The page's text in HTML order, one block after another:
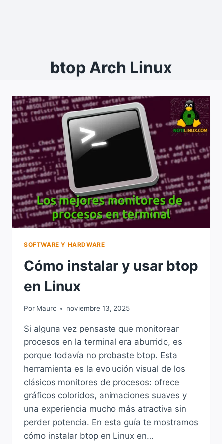
btop Arch Linux
SOFTWARE Y HARDWARE
Cómo instalar y usar btop
en Linux
Por Mauro noviembre 13, 2025
Si alguna vez pensaste que monitorear
procesos en la terminal era aburrido, es
porque todavía no probaste btop. Esta
herramienta es la evolución visual de los
clásicos monitores de procesos: ofrece
gráficos coloridos, animaciones suaves y
una experiencia mucho más atractiva sin
perder potencia. En esta guía te mostramos
cómo instalar btop en Linux en…